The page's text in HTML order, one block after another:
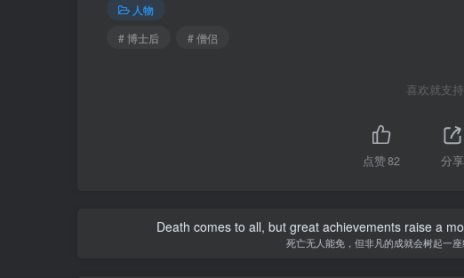
人物
# 博士后
# 僧侣
喜欢就支
点赞82 分享
Death comes to all, but great achievements raise a
死亡无人能免，但非凡的成就会树起一